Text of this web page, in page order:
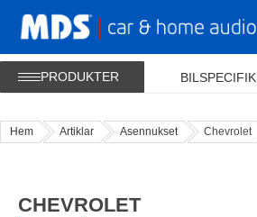
PRODUKTER BILSPECIFIK
Hem Artiklar Asennukset Chevrolet
CHEVROLET